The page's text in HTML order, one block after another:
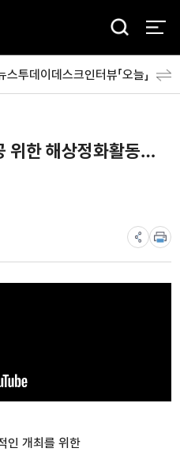
검
스투데이데스크인터뷰「오늘」 분야
위한 해상정화활동…
인 개최를 위한